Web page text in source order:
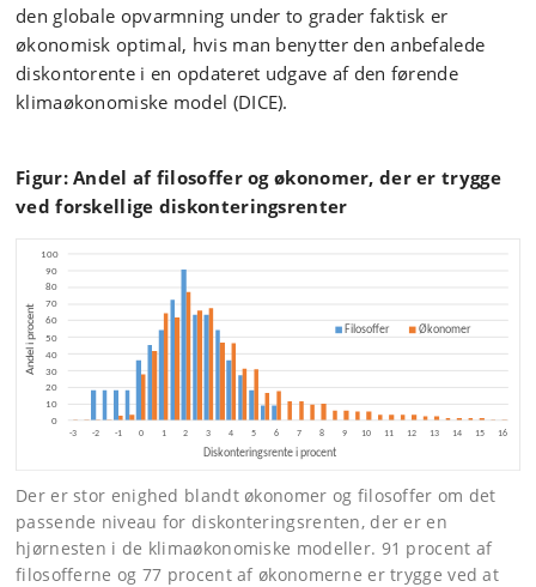
den globale opvarmning under to grader faktisk er
økonomisk optimal, hvis man benytter den anbefalede
diskontorente i en opdateret udgave af den førende
klimaøkonomiske model (DICE).
Figur: Andel af filosoffer og økonomer, der er trygge
ved forskellige diskonteringsrenter
Der er stor enighed blandt økonomer og filosoffer om det
passende niveau for diskonteringsrenten, der er en
hjørnesten i de klimaøkonomiske modeller. 91 procent af
filosofferne og 77 procent af økonomerne er trygge ved at